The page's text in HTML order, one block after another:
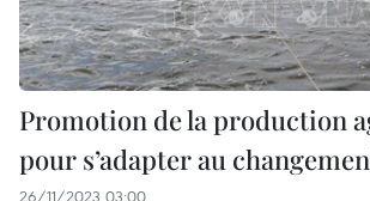
Promotion de la production
pour s’adapter au